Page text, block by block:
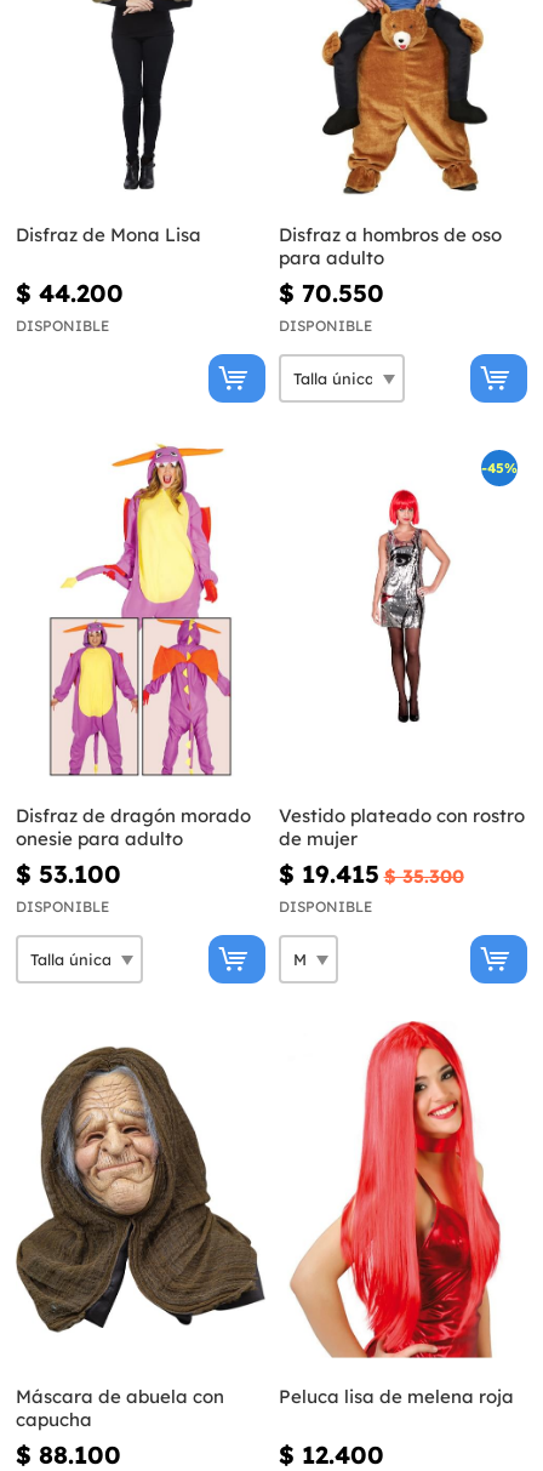
Disfraz de Mona Lisa
$ 44.200
DISPONIBLE
Disfraz a hombros de oso
para adulto
$ 70.550
DISPONIBLE
Disfraz de dragón morado
onesie para adulto
$ 53.100
DISPONIBLE
-45%
Vestido plateado con rostro
de mujer
$ 19.415 $ 35.300
DISPONIBLE
Máscara de abuela con
capucha
$ 88.100
Peluca lisa de melena roja
$ 12.400